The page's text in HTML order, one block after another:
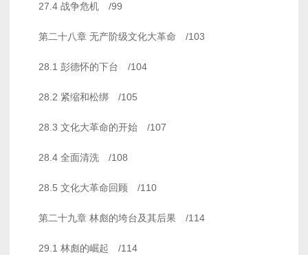
27.4 战争危机 /99
第二十八章 无产阶级文化大革命 /103
28.1 彭德怀的下台 /104
28.2 紧缩和松绑 /105
28.3 文化大革命的开始 /107
28.4 全面清洗 /108
28.5 文化大革命回顾 /110
第二十九章 林彪的垮台及其后果 /114
29.1 林彪的崛起 /114